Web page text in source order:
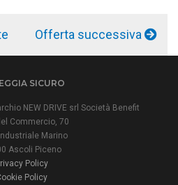
Offerta successiva
SICURO
NEW DRIVE srl Società Benefit
Commercio, 70
Marino
Ascoli Piceno
Policy
Policy